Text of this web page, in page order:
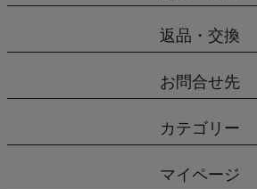
返品・交換
お問合せ先
カテゴリー
マイページ